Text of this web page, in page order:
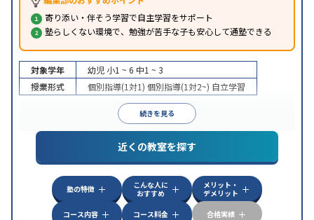
寄り添い・伴そう学習で自主学習をサポート
塾らしくない環境で、勉強が苦手な子も安心して通塾できる
続きを見る
対象学年 幼児 小1 ~ 6 中1 ~ 3
授業形式
個別指導(1対1) 個別指導(1対2~) 自立学習
近くの教室を探す
塾の特徴
こんな人に
おすすめ
メリット・
デメリット
コース内容
コース料金 合格実績